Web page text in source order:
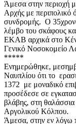
Άμεσα στην περιοχή
Αρχής με
συνδρομής. Ο
λέμβο του σκάφους
ΕΚΑΒ αρχικά στο
Γενικό Νοσοκομείο
*****
Ενημερώθηκε,
Ναυπλίου ότι το
1372 με μοναδικό
προσέδεσε σε
βλάβης, στη
Αργολικού Κόλπου.
Άμεσα, στην εν λόγω